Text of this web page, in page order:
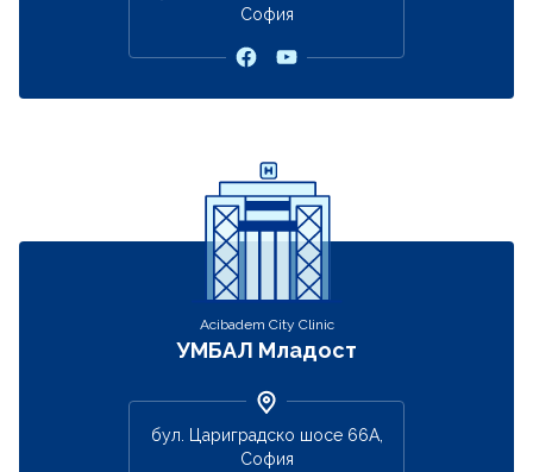
София
Acibadem City Clinic
УМБАЛ Младост
бул. Цариградско шосе 66А,
София